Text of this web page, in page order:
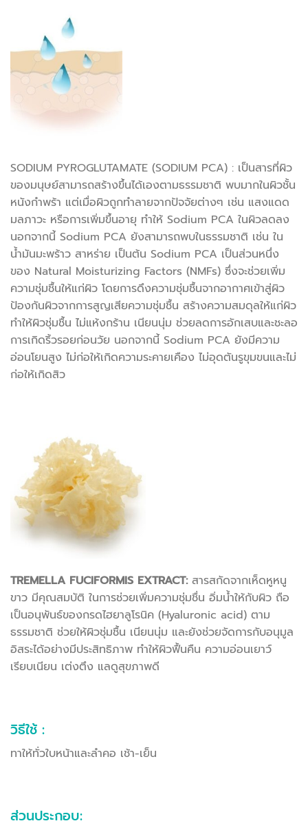
SODIUM PYROGLUTAMATE (SODIUM PCA) : เป็นสารที่ผิว
ของมนุษย์สามารถสร้างขึ้นได้เองตามธรรมชาติ พบมากในผิวชั้น
หนังกำพร้า แต่เมื่อผิวถูกทำลายจากปัจจัยต่างๆ เช่น แสงแดด
มลภาวะ หรือการเพิ่มขึ้นอายุ ทำให้ Sodium PCA ในผิวลดลง
นอกจากนี้ Sodium PCA ยังสามารถพบในธรรมชาติ เช่น ใน
น้ำมันมะพร้าว สาหร่าย เป็นต้น Sodium PCA เป็นส่วนหนึ่ง
ของ Natural Moisturizing Factors (NMFs) ซึ่งจะช่วยเพิ่ม
ความชุ่มชื้นให้แก่ผิว โดยการดึงความชุ่มชื้นจากอากาศเข้าสู่ผิว
ป้องกันผิวจากการสูญเสียความชุ่มชื้น สร้างความสมดุลให้แก่ผิว
ทำให้ผิวชุ่มชื้น ไม่แห้งกร้าน เนียนนุ่ม ช่วยลดการอักเสบและชะลอ
การเกิดริ้วรอยก่อนวัย นอกจากนี้ Sodium PCA ยังมีความ
อ่อนโยนสูง ไม่ก่อให้เกิดความระคายเคือง ไม่อุดตันรูขุมขนและไม่
ก่อให้เกิดสิว
TREMELLA FUCIFORMIS EXTRACT: สารสกัดจากเห็ดหูหนู
ขาว มีคุณสมบัติ ในการช่วยเพิ่มความชุ่มชื่น อิ่มน้ำให้กับผิว ถือ
เป็นอนุพันธ์ของกรดไฮยาลูโรนิค (Hyaluronic acid) ตาม
ธรรมชาติ ช่วยให้ผิวชุ่มชื้น เนียนนุ่ม และยังช่วยจัดการกับอนุมูล
อิสระได้อย่างมีประสิทธิภาพ ทำให้ผิวฟื้นคืน ความอ่อนเยาว์
เรียบเนียน เต่งตึง แลดูสุขภาพดี
วิธีใช้ :
ทาให้ทั่วใบหน้าและลำคอ เช้า-เย็น
ส่วนประกอบ: